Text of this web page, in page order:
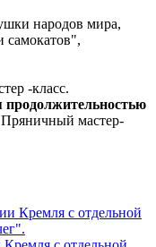
народов мира,
самокатов",
-класс.
продолжительностью
Пряничный мастер-